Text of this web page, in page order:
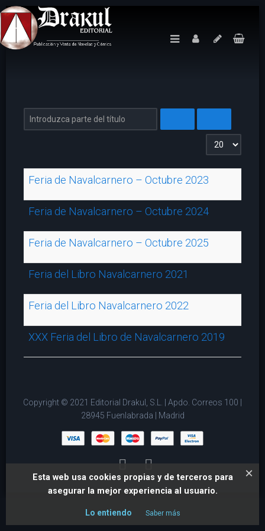
Esta web usa cookies propias y de terceros para
asegurar la mejor experiencia al usuario.
Lo entiendo Saber más
×
Feria de Navalcarnero – Octubre 2023
Feria de Navalcarnero – Octubre 2024
Feria de Navalcarnero – Octubre 2025
Feria del Libro Navalcarnero 2021
Feria del Libro Navalcarnero 2022
XXX Feria del Libro de Navalcarnero 2019
Copyright © 2021 Editorial Drakul, S.L. | Apdo. Correos 100 |
28945 Fuenlabrada | Madrid